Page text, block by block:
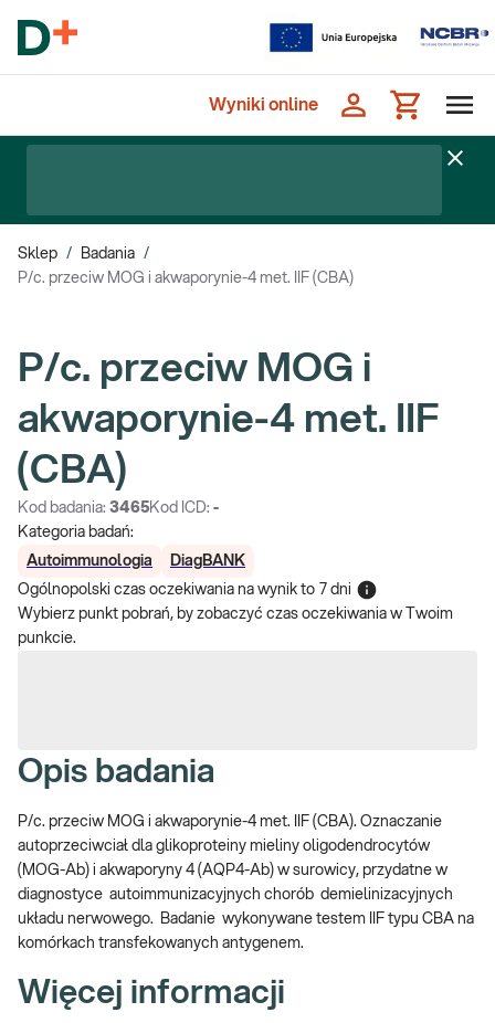
Wyniki online
Sklep / Badania /
P/c. przeciw MOG i akwaporynie-4 met. IIF (CBA)
P/c. przeciw MOG i
akwaporynie-4 met. IIF
(CBA)
Kod badania: 3465Kod ICD: -
Kategoria badań:
Autoimmunologia
DiagBANK
Ogólnopolski czas oczekiwania na wynik to 7 dni
Wybierz punkt pobrań, by zobaczyć czas oczekiwania w Twoim
punkcie.
Opis badania
P/c. przeciw MOG i akwaporynie-4 met. IIF (CBA). Oznaczanie
autoprzeciwciał dla glikoproteiny mieliny oligodendrocytów
(MOG-Ab) i akwaporyny 4 (AQP4-Ab) w surowicy, przydatne w
diagnostyce autoimmunizacyjnych chorób demielinizacyjnych
układu nerwowego. Badanie wykonywane testem IIF typu CBA na
komórkach transfekowanych antygenem.
Więcej informacji